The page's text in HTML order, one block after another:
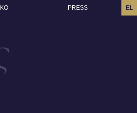
PRESS EL